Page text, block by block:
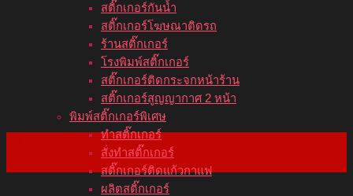
สติ๊กเกอร์กันน้ำ
สติ๊กเกอร์โฆษณาติดรถ
ร้านสติ๊กเกอร์
โรงพิมพ์สติ๊กเกอร์
สติ๊กเกอร์ติดกระจกหน้าร้าน
สติ๊กเกอร์สูญญากาศ 2 หน้า
พิมพ์สติ๊กเกอร์พิเศษ
ทำสติ๊กเกอร์
สั่งทำสติ๊กเกอร์
สติ๊กเกอร์ติดแก้วกาแฟ
ผลิตสติ๊กเกอร์